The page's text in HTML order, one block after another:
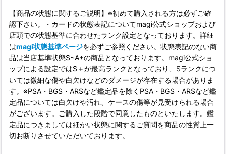
【商品の状態に関するご説明】※初めて購入される方は必ずご確
認下さい。・カードの状態表記についてmagi公式ショップおよび
店頭での状態基準に合わせたランク設定となっております。詳細
はmagi状態基準ページを必ずご参照ください。状態表記のない商
品は当店基準状態S~A+の商品となっております。magi公式ショ
ップによる設定ではS＋が最高ランクとなっており、Sランクにつ
いては微細な傷や白欠けなどのダメージが存在する場合がありま
す。※PSA・BGS・ARSなど鑑定品を除くPSA・BGS・ARSなど鑑
定品については白欠けや汚れ、ケースの傷等が見受けられる場合
がございます。ご購入した段階で同意したものといたします。鑑
定品につきましては細かい状態に関するご質問を商品の性質上一
切お断りさせていただいております。